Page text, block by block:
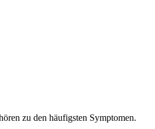
zu den häufigsten Symptomen.